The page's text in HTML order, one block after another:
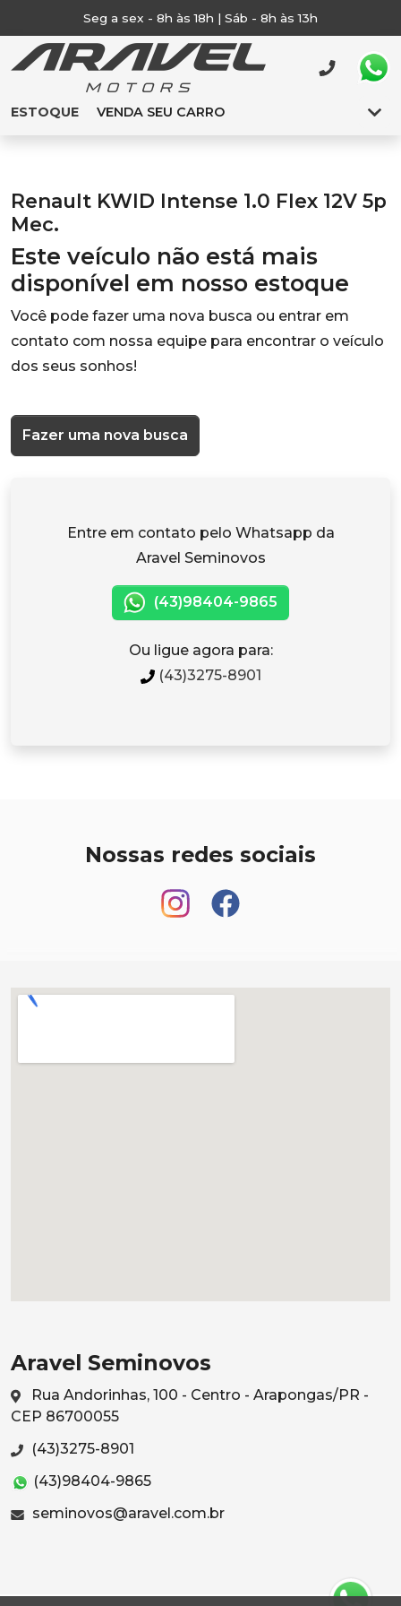
Seg a sex - 8h às 18h | Sáb - 8h às 13h
ESTOQUE VENDA SEU CARRO
Renault KWID Intense 1.0 Flex 12V 5p
Mec.
Este veículo não está mais
disponível em nosso estoque
Você pode fazer uma nova busca ou entrar em
contato com nossa equipe para encontrar o veículo
dos seus sonhos!
Fazer uma nova busca
Entre em contato pelo Whatsapp da
Aravel Seminovos
(43)98404-9865
Ou ligue agora para:
(43)3275-8901
Nossas redes sociais
Aravel Seminovos
Rua Andorinhas, 100 - Centro - Arapongas/PR -
CEP 86700055
(43)3275-8901
(43)98404-9865
seminovos@aravel.com.br